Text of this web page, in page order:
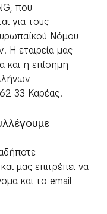
που
για τους
Νόμου
Η εταιρεία μας
και η επίσημη
33 Καρέας.
μας επιτρέπει να
και το email